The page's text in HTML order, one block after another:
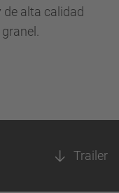
alta calidad
Trailer